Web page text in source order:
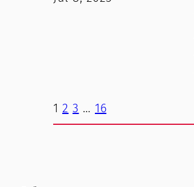
1 2 3 … 16